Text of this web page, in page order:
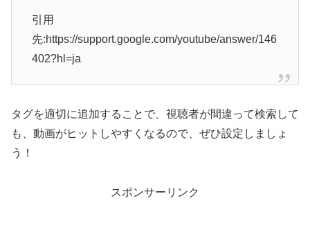
引用
先:https://support.google.com/youtube/answer/146
402?hl=ja
タグを適切に追加することで、視聴者が間違って検索して
も、動画がヒットしやすくなるので、ぜひ設定しましょ
う！
スポンサーリンク